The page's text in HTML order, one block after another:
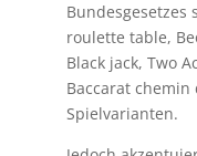
Bundesgesetzes
roulette table,
Black jack, Two
Baccarat
Spielvarianten.